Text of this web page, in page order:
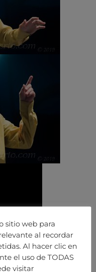
sitio web para
al recordar
Al hacer clic en
el uso de TODAS
visitar